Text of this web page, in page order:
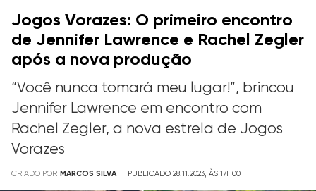
Jogos Vorazes: O primeiro encontro
de Jennifer Lawrence e Rachel Zegler
após a nova produção
“Você nunca tomará meu lugar!”, brincou
Jennifer Lawrence em encontro com
Rachel Zegler, a nova estrela de Jogos
Vorazes
CRIADO POR MARCOS SILVA PUBLICADO 28.11.2023, ÀS 17H00